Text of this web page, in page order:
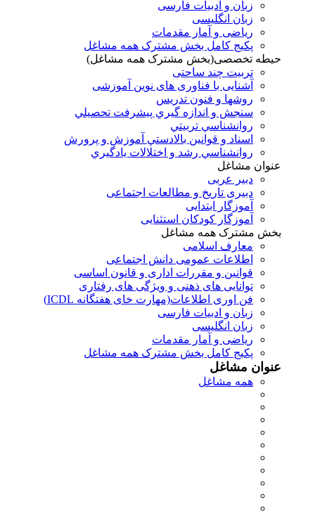
زبان و ادبیات فارسی
زبان انگلیسی
ریاضی و آمار مقدمات
پکیج کامل بخش مشترک همه مشاغل
حیطه تخصصی(بخش مشترک همه مشاغل)
تربیت چند ساحتی
آشنایی با فناوری های نوین آموزشی
روشها و فنون تدريس
سنجش و اندازه گيري پيشرفت تحصيلي
روانشناسي تربيتي
اسناد و قوانين بالادستي آموزش و پرورش
روانشناسي رشد و اختلالات يادگيري
عنوان مشاغل
دبير عربی
دبیری تاریخ و مطالعات اجتماعی
آموزگار ابتدایی
آموزگار کودکان استثنایی
بخش مشترک همه مشاغل
معارف اسلامی
اطلاعات عمومی دانش اجتماعی
قوانین و مقررات اداری و قانون اساسی
توانایی های ذهنی و ویژگی های رفتاری
فن اوری اطلاعات(مهارت خای هفتگانه ICDL)
زبان و ادبیات فارسی
زبان انگلیسی
ریاضی و آمار مقدمات
پکیج کامل بخش مشترک همه مشاغل
عنوان مشاغل
همه مشاغل